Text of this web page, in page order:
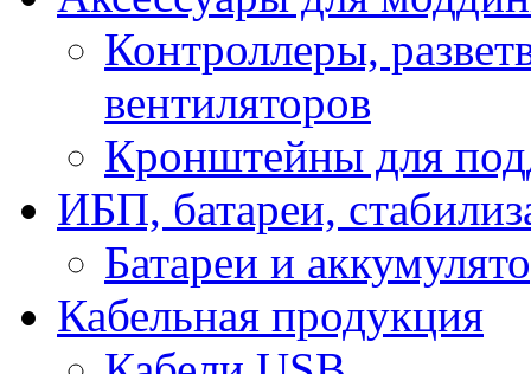
Контроллеры,
вентиляторов
Кронштейны для
ИБП, батареи,
Батареи и
Кабельная продукция